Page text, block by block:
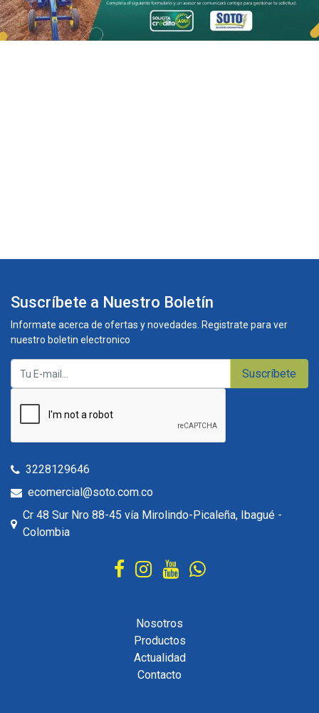
Suscríbete a Nuestro Boletín
Informate acerca de ofertas y novedades. Registrate para ver
nuestro boletin electronico
Suscríbete
3228129646
ecomercial@soto.com.co
Cr 48 Sur Nro 88-45 vía Mirolindo-Picaleña, Ibagué -
Colombia
Nosotros
Productos
Actualidad
Contacto